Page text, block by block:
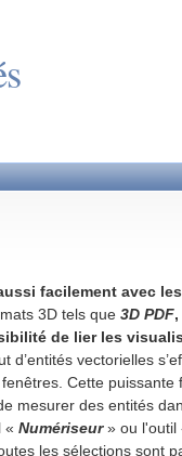
facilement avec les
3D tels que 3D PDF,
de lier les
d’entités vectorielles
Cette
mesurer des entités
« Numériseur » ou l'outil
les sélections sont